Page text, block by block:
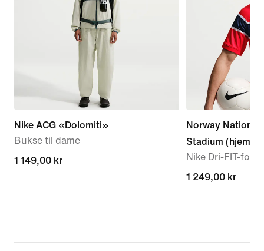
Nike ACG «Dolomiti»
Bukse til dame
1 149,00 kr
1 149,00 kr
Norway National
Stadium
Nike Dri-FIT-
1 249,00 kr
1 249,00 kr